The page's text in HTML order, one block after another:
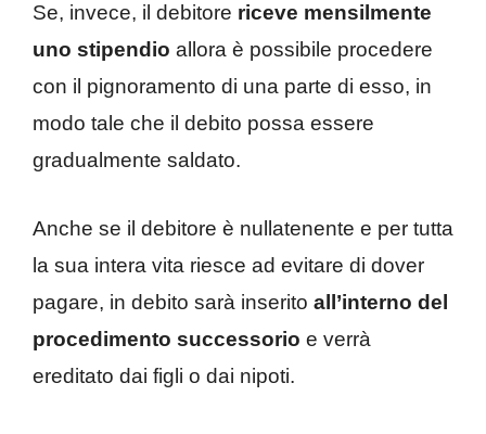
Se, invece, il debitore riceve mensilmente
uno stipendio allora è possibile procedere
con il pignoramento di una parte di esso, in
modo tale che il debito possa essere
gradualmente saldato.
Anche se il debitore è nullatenente e per tutta
la sua intera vita riesce ad evitare di dover
pagare, in debito sarà inserito all’interno del
procedimento successorio e verrà
ereditato dai figli o dai nipoti.